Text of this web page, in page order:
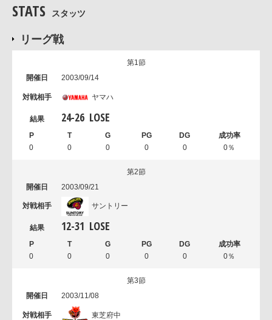
STATS スタッツ
リーグ戦
第1節
2003/09/14
ヤマハ
24-26 LOSE
0 0 0 0 0 0％
第2節
2003/09/21
サントリー
12-31 LOSE
0 0 0 0 0 0％
第3節
2003/11/08
東芝府中